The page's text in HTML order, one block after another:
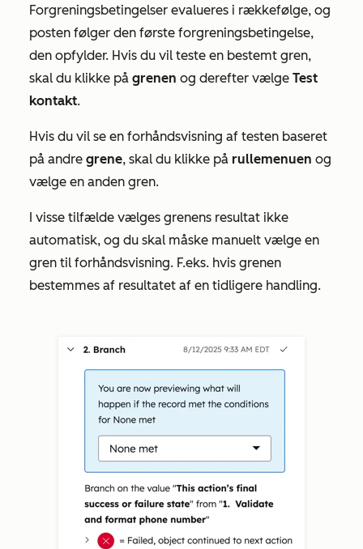
Forgreningsbetingelser evalueres i rækkefølge, og
posten følger den første forgreningsbetingelse,
den opfylder. Hvis du vil teste en bestemt gren,
skal du klikke på grenen og derefter vælge Test
kontakt.
Hvis du vil se en forhåndsvisning af testen baseret
på andre grene, skal du klikke på rullemenuen og
vælge en anden gren.
I visse tilfælde vælges grenens resultat ikke
automatisk, og du skal måske manuelt vælge en
gren til forhåndsvisning. F.eks. hvis grenen
bestemmes af resultatet af en tidligere handling.